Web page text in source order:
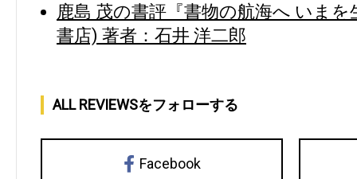
鹿島 茂の書評『書物の航海へ いま
書店) 著者：石井 洋二郎
ALL REVIEWSをフォローする
Facebook